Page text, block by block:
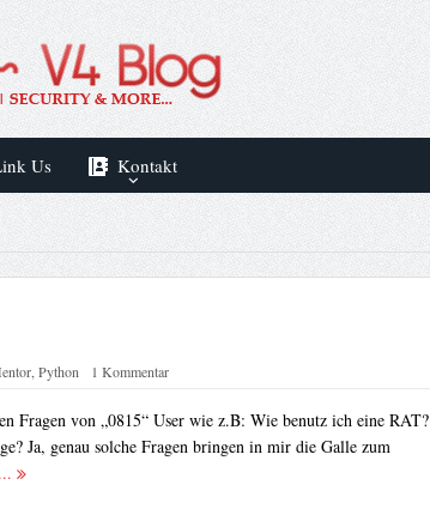
Us Kontakt
,Python 1 Kommentar
Fragen von „0815“ User wie z.B: Wie benutz ich eine RAT?
Ja, genau solche Fragen bringen in mir die Galle zum